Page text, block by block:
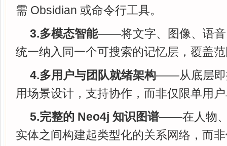
需 Obsidian 或命令行工具。
3.多模态智能——将文字、图像、语音
统一纳入同一个可搜索的记忆层，覆盖
4.多用户与团队就绪架构——从底层即
用场景设计，支持协作，而非仅限单用
5.完整的 Neo4j 知识图谱——在人物、
实体之间构建起类型化的关系网络，而